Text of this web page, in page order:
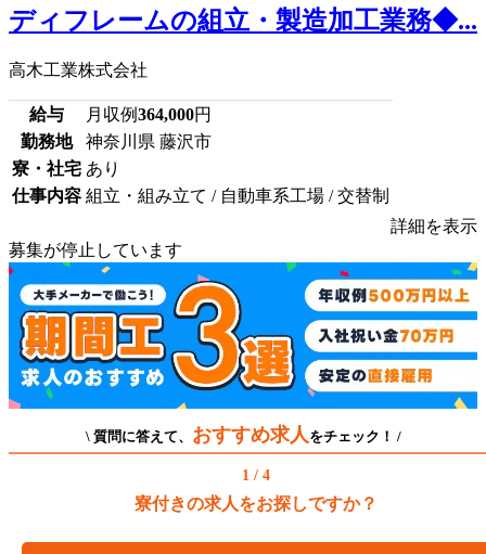
ディフレームの組立・製造加工業務◆...
高木工業株式会社
給与 月収例364,000円
勤務地
神奈川県 藤沢市
寮・社宅 あり
仕事内容 組立・組み立て / 自動車系工場 / 交替制
詳細を表示
募集が停止しています
\ 質問に答えて、 おすすめ求人 をチェック！ /
1 / 4
寮付きの求人をお探しですか？